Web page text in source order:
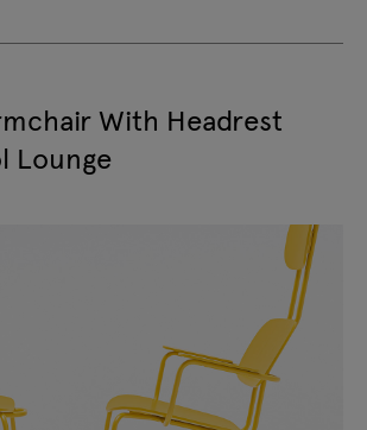
With Headrest
Lounge